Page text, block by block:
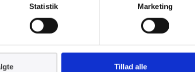
Statistik Marketing
Tillad alle
på interne og eksterne oplæg, som du og de
Dansk Standard er tovholder på indlæggene og